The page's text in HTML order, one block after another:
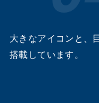
大きなアイコンと、
搭載しています。